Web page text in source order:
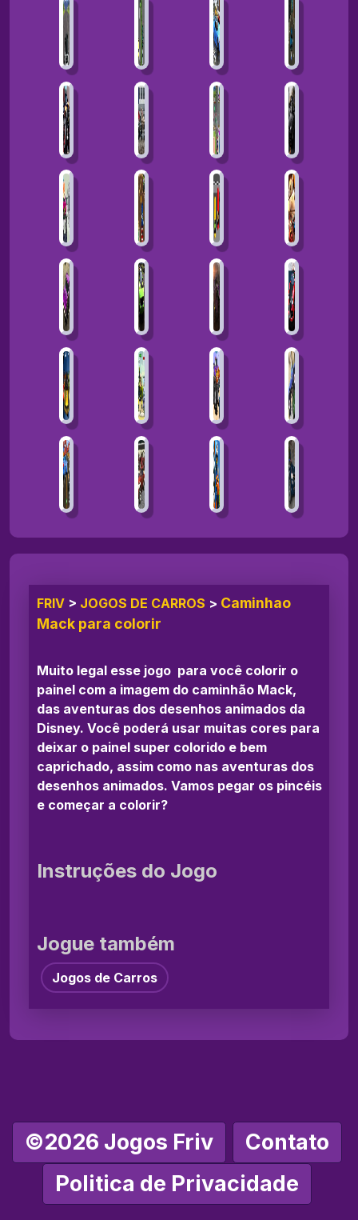
FRIV > JOGOS DE CARROS > Caminhao
Mack para colorir
Muito legal esse jogo para você colorir o
painel com a imagem do caminhão Mack,
das aventuras dos desenhos animados da
Disney. Você poderá usar muitas cores para
deixar o painel super colorido e bem
caprichado, assim como nas aventuras dos
desenhos animados. Vamos pegar os pincéis
e começar a colorir?
Instruções do Jogo
Jogue também
Jogos de Carros
©2026 Jogos Friv
Contato
Politica de Privacidade